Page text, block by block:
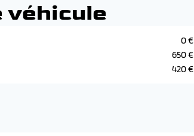
véhicule
0 €
650 €
420 €